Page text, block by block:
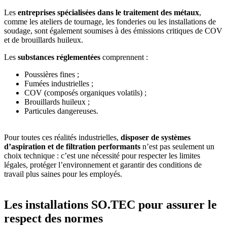
Les entreprises spécialisées dans le traitement des métaux,
comme les ateliers de tournage, les fonderies ou les installations de
soudage, sont également soumises à des émissions critiques de COV
et de brouillards huileux.
Les substances réglementées comprennent :
Poussières fines ;
Fumées industrielles ;
COV (composés organiques volatils) ;
Brouillards huileux ;
Particules dangereuses.
Pour toutes ces réalités industrielles, disposer de systèmes
d’aspiration et de filtration performants n’est pas seulement un
choix technique : c’est une nécessité pour respecter les limites
légales, protéger l’environnement et garantir des conditions de
travail plus saines pour les employés.
Les installations SO.TEC pour assurer le
respect des normes